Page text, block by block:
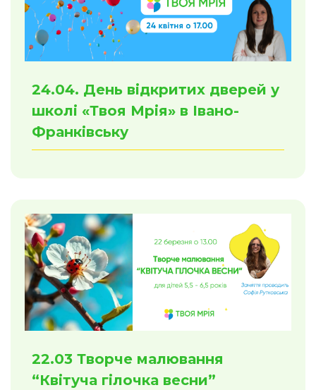
24.04. День відкритих дверей у
школі «Твоя Мрія» в Івано-
Франківську
22.03 Творче малювання
“Квітуча гілочка весни”